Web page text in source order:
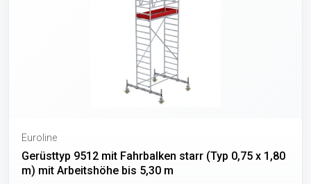
Euroline
Gerüsttyp 9512 mit Fahrbalken starr (Typ 0,75 x 1,80
m) mit Arbeitshöhe bis 5,30 m